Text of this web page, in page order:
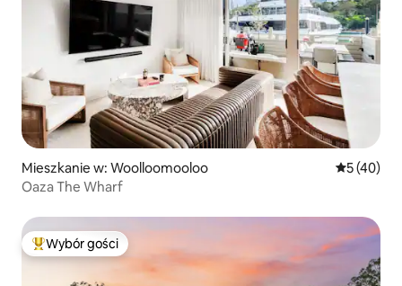
Mieszkanie w: Woolloomooloo Średnia
5 (40)
Oaza The Wharf
Najpopularniejsze z kategorii Wybór gości
Wybór gości